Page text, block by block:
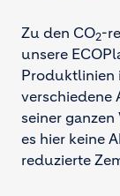
Zu den CO2-
unsere
Produktlinien
verschiedene
seiner
es hier keine
reduzierte